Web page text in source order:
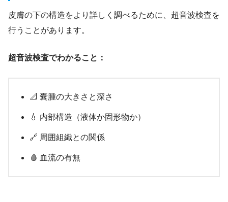
皮膚の下の構造をより詳しく調べるために、超音波検査を
行うことがあります。
超音波検査でわかること：
📐 嚢腫の大きさと深さ
💧 内部構造（液体か固形物か）
🔗 周囲組織との関係
🩸 血流の有無